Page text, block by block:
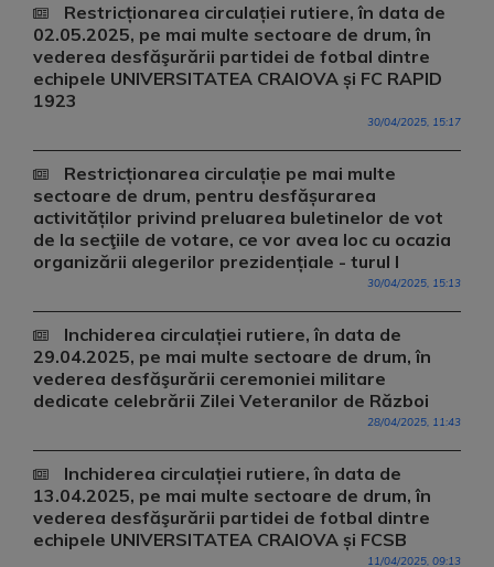
Restricționarea circulației rutiere, în data de
02.05.2025, pe mai multe sectoare de drum, în
vederea desfăşurării partidei de fotbal dintre
echipele UNIVERSITATEA CRAIOVA și FC RAPID
1923
30/04/2025, 15:17
Restricționarea circulație pe mai multe
sectoare de drum, pentru desfășurarea
activităților privind preluarea buletinelor de vot
de la secţiile de votare, ce vor avea loc cu ocazia
organizării alegerilor prezidențiale - turul I
30/04/2025, 15:13
Inchiderea circulației rutiere, în data de
29.04.2025, pe mai multe sectoare de drum, în
vederea desfăşurării ceremoniei militare
dedicate celebrării Zilei Veteranilor de Război
28/04/2025, 11:43
Inchiderea circulației rutiere, în data de
13.04.2025, pe mai multe sectoare de drum, în
vederea desfăşurării partidei de fotbal dintre
echipele UNIVERSITATEA CRAIOVA și FCSB
11/04/2025, 09:13